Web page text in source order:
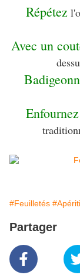
Répétez
Avec un
Enfournez
#Feuilletés
Partager